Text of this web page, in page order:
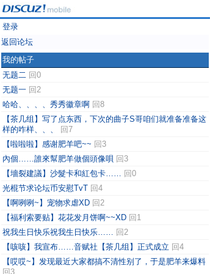
登录
返回论坛
我的帖子
无题二 回0
无题一 回2
哈哈、、、、秀秀徽章啊 回8
【茶几组】写了点东西，下次的曲子S哥咱们就准备准备这
样的咋样、、、
回7
【啦啦啦】感谢肥羊吧~~ 回3
內個……誰來幫肥羊做個頭像唄 回3
【墻裂建議】沙髮卡和紅包卡…… 回0
光棍节求论坛币安慰TvT 回4
【啊咧咧~】宠物求虐XD 回2
【福利索要贴】花花发月饼啊~~XD 回1
祝我生日快乐祝我生日快乐…… 回2
【咳咳】我宣布……音赋社【茶几组】正式成立 回4
【哎哎~】发现最近大家都搞不清性别了，于是肥羊来爆料
回3